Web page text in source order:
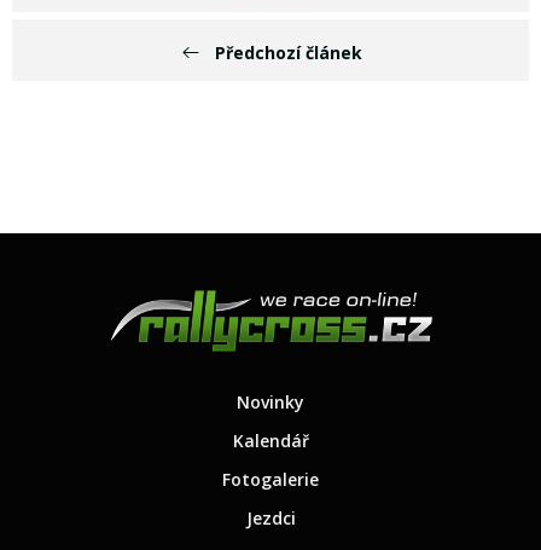
Předchozí článek
Novinky
Kalendář
Fotogalerie
Jezdci